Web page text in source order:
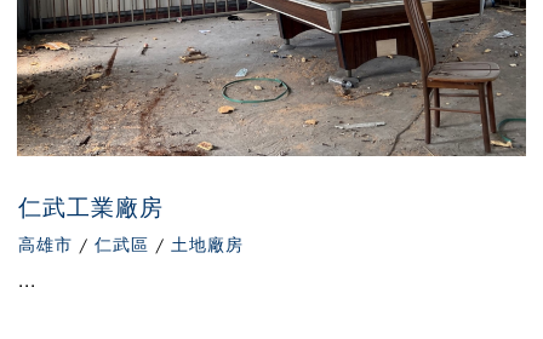
仁武工業廠房
高雄市 / 仁武區 / 土地廠房
...